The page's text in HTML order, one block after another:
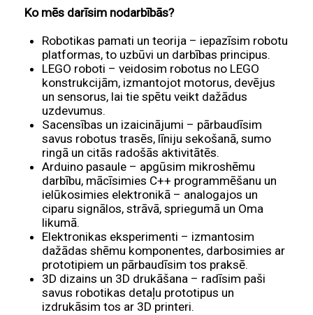
Ko mēs darīsim nodarbībās?
Robotikas pamati un teorija – iepazīsim robotu
platformas, to uzbūvi un darbības principus.
LEGO roboti – veidosim robotus no LEGO
konstrukcijām, izmantojot motorus, devējus
un sensorus, lai tie spētu veikt dažādus
uzdevumus.
Sacensības un izaicinājumi – pārbaudīsim
savus robotus trasēs, līniju sekošanā, sumo
ringā un citās radošās aktivitātēs.
Arduino pasaule – apgūsim mikroshēmu
darbību, mācīsimies C++ programmēšanu un
ielūkosimies elektronikā – analogajos un
ciparu signālos, strāvā, spriegumā un Oma
likumā.
Elektronikas eksperimenti – izmantosim
dažādas shēmu komponentes, darbosimies ar
prototipiem un pārbaudīsim tos praksē.
3D dizains un 3D drukāšana – radīsim paši
savus robotikas detaļu prototipus un
izdrukāsim tos ar 3D printeri.